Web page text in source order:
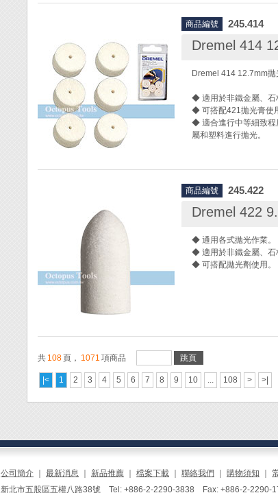
商品編號 245.414
Dremel 414
Dremel 414 12.7mm
◆ 適用於非鐵金屬、石
◆ 可搭配421拋光膏使
◆ 適合進行中等細致程
屬和塑料進行拋光。
商品編號 245.422
Dremel 422
◆ 通用各式拋光作業。
◆ 適用於非鐵金屬、石
◆ 可搭配拋光劑使用。
共 108頁， 1071 項商品 跳頁
|< 1 2 3 4 5 6 7 8 9 10 ... 108 > >|
公司簡介 最新消息 新品推薦 檔案下載 聯絡我們 購物須知
新北市五股區五權八路38號 Tel: +886-2-2290-3838 Fax: +886-2-2290-